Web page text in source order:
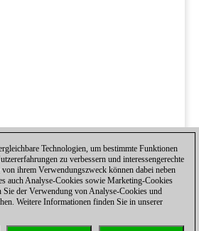
Technologien, um bestimmte Funktionen
zu verbessern und interessengerechte
ihrem Verwendungszweck können dabei neben
auch Analyse-Cookies sowie Marketing-Cookies
Sie der Verwendung von Analyse-Cookies und
Weitere Informationen finden Sie in unserer